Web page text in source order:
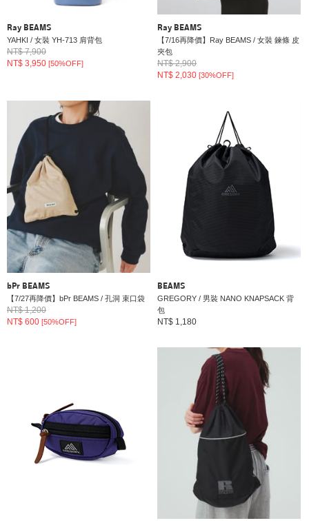
Ray BEAMS
YAHKI / 女裝 YH-713 肩背包
NT$ 7,900
NT$ 3,950 [50%OFF]
Ray BEAMS
【7/16再降價】Ray BEAMS / 女裝 鍊條 皮
夾包
NT$ 2,900
NT$ 2,030[30%OFF]
bPr BEAMS
【7/27再降價】bPr BEAMS / 孔洞 束口袋
NT$ 1,200
NT$ 600 [50%OFF]
BEAMS
GREGORY / 男裝 NANO KNAPSACK 背
包
NT$ 1,180